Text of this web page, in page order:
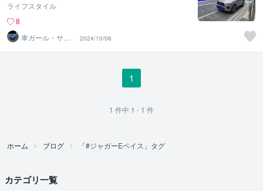
ライフスタイル
8
車ガール・サツ
キ＠車選び・購
入サポート
2024/10/06
1
1 件中 1 - 1 件
ホーム ブログ 「#ジャガーEペイス」タグ
カテゴリ一覧